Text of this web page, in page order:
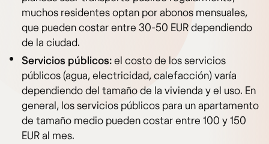
muchos residentes optan por abonos mensuales,
que pueden costar entre 30-50 EUR dependiendo
de la ciudad.
Servicios públicos:el costo de los servicios
públicos (agua, electricidad, calefacción) varía
dependiendo del tamaño de la vivienda y el uso. En
general, los servicios públicos para un apartamento
de tamaño medio pueden costar entre 100 y 150
EUR al mes.